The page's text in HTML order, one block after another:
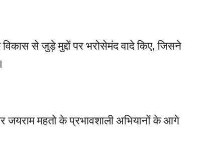
से जुड़े मुद्दों पर भरोसेमंद वादे किए, जिसने
जयराम महतो के प्रभावशाली अभियानों के आगे